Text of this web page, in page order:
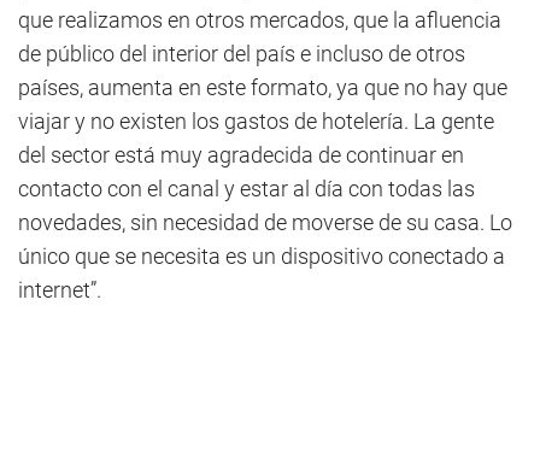
que realizamos en otros mercados, que la afluencia
de público del interior del país e incluso de otros
países, aumenta en este formato, ya que no hay que
viajar y no existen los gastos de hotelería. La gente
del sector está muy agradecida de continuar en
contacto con el canal y estar al día con todas las
novedades, sin necesidad de moverse de su casa. Lo
único que se necesita es un dispositivo conectado a
internet”.